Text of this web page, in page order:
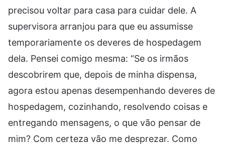
precisou voltar para casa para cuidar dele. A
supervisora arranjou para que eu assumisse
temporariamente os deveres de hospedagem
dela. Pensei comigo mesma: “Se os irmãos
descobrirem que, depois de minha dispensa,
agora estou apenas desempenhando deveres de
hospedagem, cozinhando, resolvendo coisas e
entregando mensagens, o que vão pensar de
mim? Com certeza vão me desprezar. Como